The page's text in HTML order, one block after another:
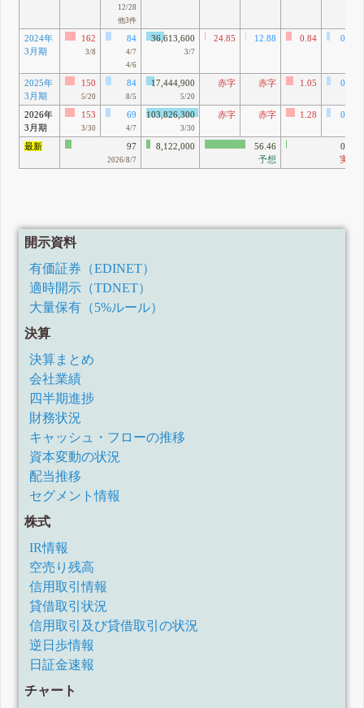
12/28
他3件
2024年
3月期
162
3/8
84
4/7
4/6
36,613,600
3/7
24.85 12.88 0.84 0.43
2025年
3月期
150
5/20
84
8/5
17,444,900
5/20
赤字 赤字 1.05 0.59
2026年
3月期
153
3/30
69
4/7
103,826,300
3/30
赤字 赤字 1.28 0.58
最新 97
2026/8/7
8,122,000
56.46
予想
0.83
実績
開示資料
有価証券（EDINET）
適時開示（TDNET）
大量保有（5%ルール）
決算
決算まとめ
会社業績
四半期進捗
財務状況
キャッシュ・フローの推移
資本変動の状況
配当推移
セグメント情報
株式
IR情報
空売り残高
信用取引情報
貸借取引状況
信用取引及び貸借取引の状況
逆日歩情報
日証金速報
チャート